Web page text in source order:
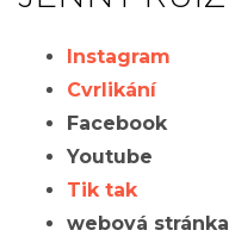
Instagram
Cvrlikání
Facebook
Youtube
Tik tak
webová stránka